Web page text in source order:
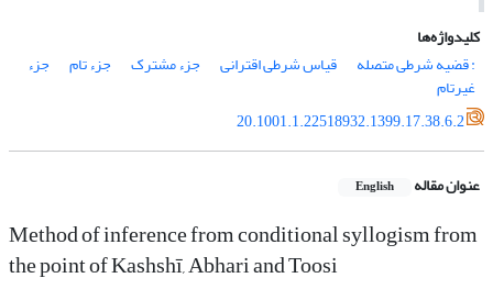
کلیدواژه‌ها
: قضیه شرطی متصله
قیاس شرطی اقترانی جزء مشترک جزء تام جزء
غیرتام
20.1001.1.22518932.1399.17.38.6.2
عنوان مقاله English
Method of inference from conditional syllogism from
the point of Kashshī, Abhari and Toosi